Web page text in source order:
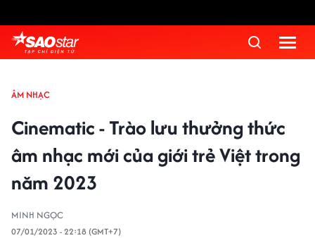
ÂM NHẠC
Cinematic - Trào lưu thưởng thức
âm nhạc mới của giới trẻ Việt trong
năm 2023
MINH NGỌC
07/01/2023 - 22:18 (GMT+7)